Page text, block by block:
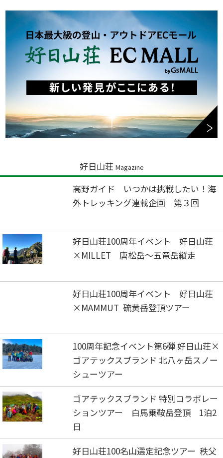
好日山荘 Magazine
高野ガイド いつかは挑戦したい！海
外トレッキング連載企画 第３回
好日山荘100周年イベント 好日山荘
×MILLET 唐松岳～五竜岳縦走
好日山荘100周年イベント 好日山荘
×MAMMUT 硫黄岳登頂ツアー
100周年記念イベント第6弾 好日山荘×
ゴアテックスブランド 北八ヶ岳スノー
シューツアー
ゴアテックスブランド 特別コラボレー
ションツアー 白馬乗鞍岳登頂 1泊2
日
好日山荘100名山選定記念ツアー 秩父